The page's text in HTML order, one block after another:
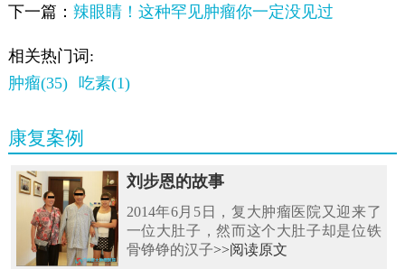
下一篇： 辣眼睛！这种罕见肿瘤你一定没见过
相关热门词:
肿瘤(35)
吃素(1)
康复案例
刘步恩的故事
2014年6月5日，复大肿瘤医院又迎来了
一位大肚子，然而这个大肚子却是位铁
骨铮铮的汉子>>阅读原文